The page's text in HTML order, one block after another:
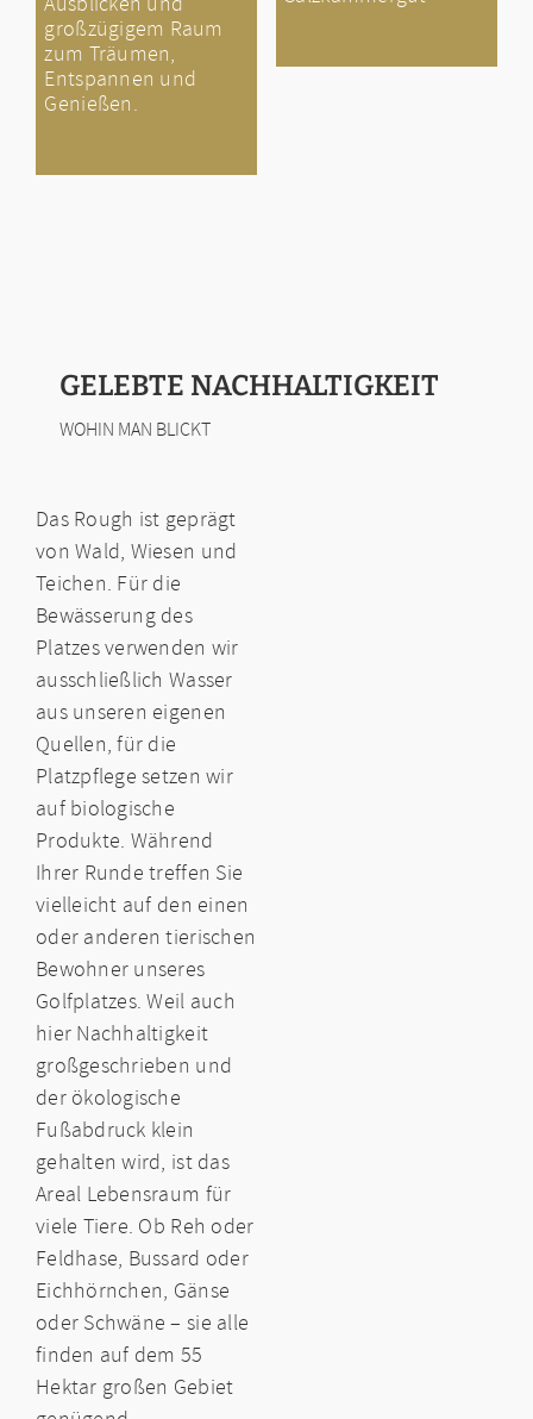
großzügigem Raum
zum Träumen,
Entspannen und
Genießen.
GELEBTE NACHHALTIGKEIT
WOHIN MAN BLICKT
Das Rough ist geprägt
von Wald, Wiesen und
Teichen. Für die
Bewässerung des
Platzes verwenden wir
ausschließlich Wasser
aus unseren eigenen
Quellen, für die
Platzpflege setzen wir
auf biologische
Produkte. Während
Ihrer Runde treffen Sie
vielleicht auf den einen
oder anderen tierischen
Bewohner unseres
Golfplatzes. Weil auch
hier Nachhaltigkeit
großgeschrieben und
der ökologische
Fußabdruck klein
gehalten wird, ist das
Areal Lebensraum für
viele Tiere. Ob Reh oder
Feldhase, Bussard oder
Eichhörnchen, Gänse
oder Schwäne – sie alle
finden auf dem 55
Hektar großen Gebiet